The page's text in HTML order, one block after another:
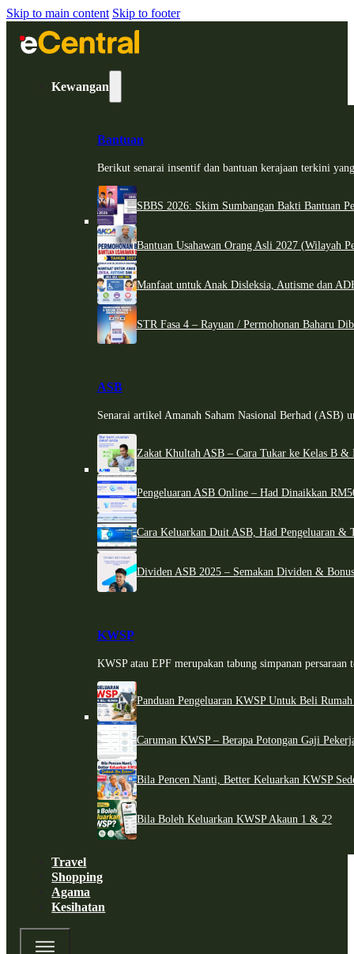
Skip to main content Skip to footer
Kewangan
Bantuan
Berikut senarai insentif dan bantuan kerajaan terkini
SBBS 2026: Skim Sumbangan Bakti Bantuan
Bantuan Usahawan Orang Asli 2027 (Wilayah
Manfaat untuk Anak Disleksia, Autisme dan
STR Fasa 4 – Rayuan / Permohonan Baharu
ASB
Senarai artikel Amanah Saham Nasional Berhad (ASB)
Zakat Khultah ASB – Cara Tukar ke Kelas B &
Pengeluaran ASB Online – Had Dinaikkan
Cara Keluarkan Duit ASB, Had Pengeluaran &
Dividen ASB 2025 – Semakan Dividen &
KWSP
KWSP atau EPF merupakan tabung simpanan persaraan
Panduan Pengeluaran KWSP Untuk Beli
Caruman KWSP – Berapa Potongan Gaji
Bila Pencen Nanti, Better Keluarkan KWSP
Bila Boleh Keluarkan KWSP Akaun 1 & 2?
Travel
Shopping
Agama
Kesihatan